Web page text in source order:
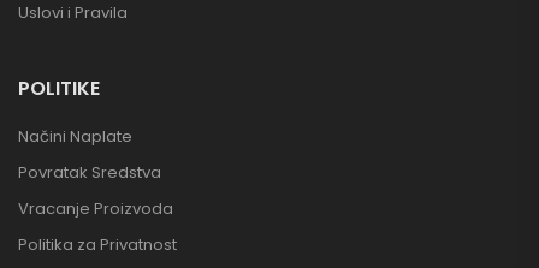
Uslovi i Pravila
POLITIKE
Načini Naplate
Povratak Sredstva
Vracanje Proizvoda
Politika za Privatnost